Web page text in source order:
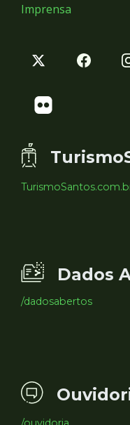
Imprensa
Dados
/dadosabertos